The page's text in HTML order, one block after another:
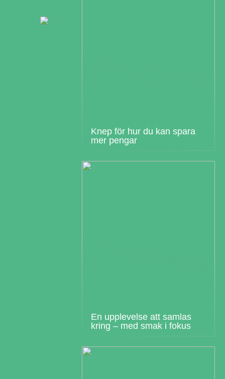
Knep för hur du kan spara
mer pengar
En upplevelse att samlas
kring – med smak i fokus